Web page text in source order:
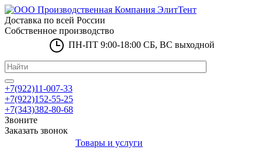
Доставка по всей России
Собственное производство
ПН-ПТ 9:00-18:00 СБ, ВС выходной
+7(922)11-007-33
+7(922)152-55-25
+7(343)382-80-68
Звоните
Заказать звонок
Товары и услуги